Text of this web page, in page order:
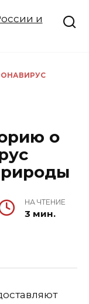
о
НА ЧТЕНИЕ
3 мин.